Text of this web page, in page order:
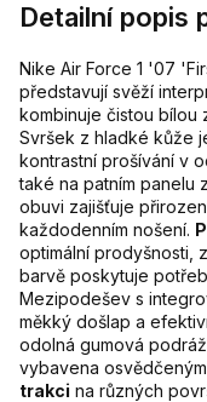
Detailní popis
Nike Air Force 1 '07
představují svěží
kombinuje čistou bílou
Svršek z hladké kůže
kontrastní prošívání v
také na patním panelu
obuvi zajišťuje
každodenním nošení.
optimální prodyšnosti,
barvě poskytuje
Mezipodešev s
měkký došlap a
odolná gumová
vybavena osvědčeným
trakci na různých